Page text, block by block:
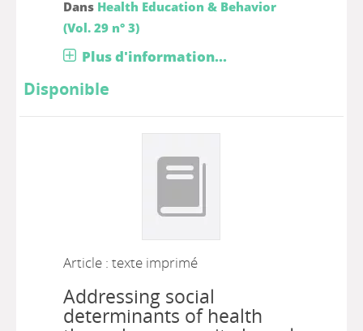
Dans Health Education & Behavior
(Vol. 29 n° 3)
Plus d'information...
Disponible
Article : texte imprimé
Addressing social
determinants of health